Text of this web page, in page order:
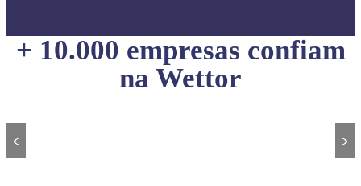
+ 10.000 empresas confiam
na Wettor
‹ ›